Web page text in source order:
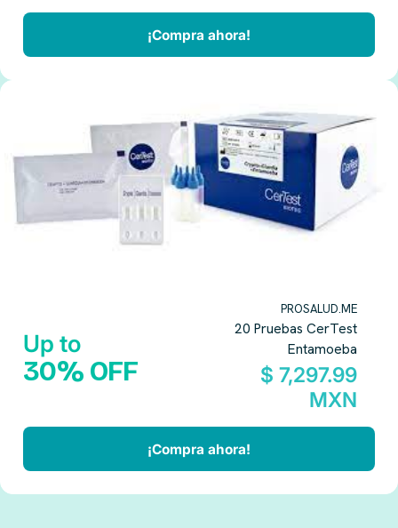
¡Compra ahora!
Up to
30% OFF
PROSALUD.ME
20 Pruebas CerTest
Entamoeba
$ 7,297.99
MXN
¡Compra ahora!